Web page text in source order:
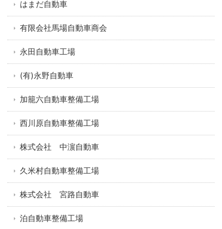
はまだ自動車
有限会社馬場自動車商会
永田自動車工場
(有)永野自動車
加籠六自動車整備工場
西川原自動車整備工場
株式会社 中濵自動車
久米村自動車整備工場
株式会社 宮路自動車
泊自動車整備工場